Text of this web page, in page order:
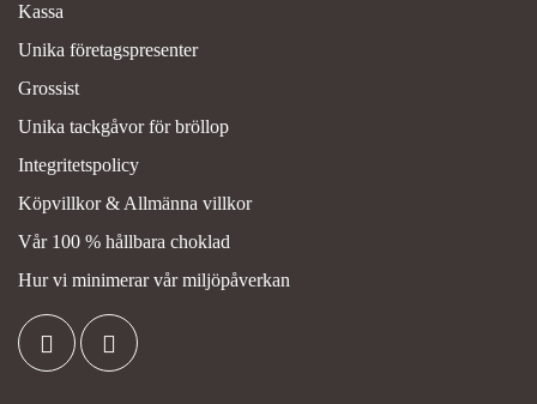
Kassa
Unika företagspresenter
Grossist
Unika tackgåvor för bröllop
Integritetspolicy
Köpvillkor & Allmänna villkor
Vår 100 % hållbara choklad
Hur vi minimerar vår miljöpåverkan